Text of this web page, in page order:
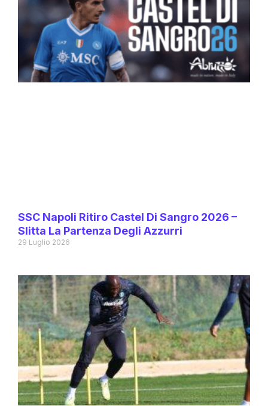
SSC Napoli Ritiro Castel Di Sangro 2026 –
Slitta La Partenza Degli Azzurri
29 Luglio 2026